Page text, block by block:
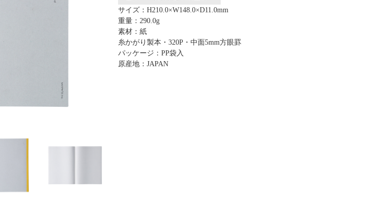
サイズ：H210.0×W148.0×D11.0mm
重量：290.0g
素材：紙
糸かがり製本・320P・中面5mm方眼罫
パッケージ：PP袋入
原産地：JAPAN